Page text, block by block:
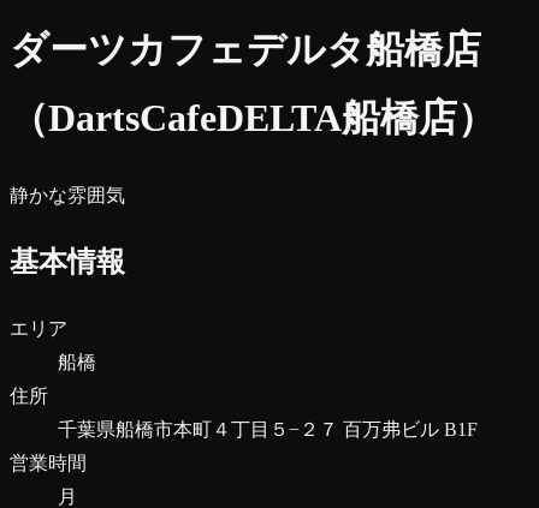
ダーツカフェデルタ船橋店
（DartsCafeDELTA船橋店）
静かな雰囲気
基本情報
エリア
船橋
住所
千葉県船橋市本町４丁目５−２７ 百万弗ビル B1F
営業時間
月